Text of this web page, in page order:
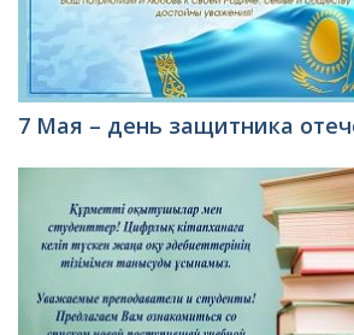
7 Мая – день защитника